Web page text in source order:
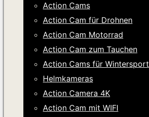
Action Cams
Action Cam für Drohnen
Action Cam Motorrad
Action Cam zum Tauchen
Action Cams für Wintersport
Helmkameras
Action Camera 4K
Action Cam mit WIFI